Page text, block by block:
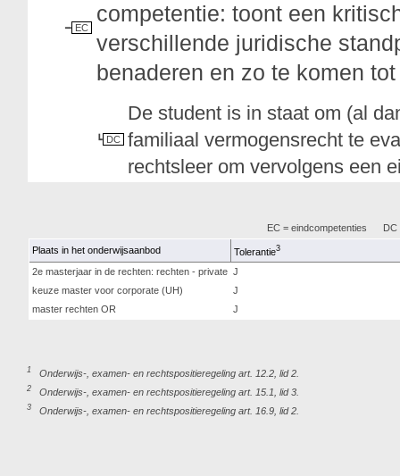
EC
competentie: toont een
verschillende juridische
benaderen en zo te komen
DC
De student is in staat om (al
familiaal vermogensrecht te
rechtsleer om vervolgens een
EC = eindcompetenties DC
Plaats in het onderwijsaanbod Tolerantie3
2e masterjaar in de rechten: rechten - private J
keuze master voor corporate (UH)
J
master rechten OR
J
1 Onderwijs-, examen- en rechtspositieregeling art. 12.2, lid 2.
2 Onderwijs-, examen- en rechtspositieregeling art. 15.1, lid 3.
3 Onderwijs-, examen- en rechtspositieregeling art. 16.9, lid 2.